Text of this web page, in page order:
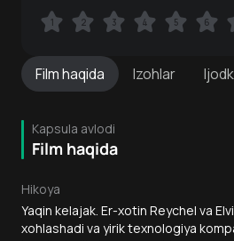
Filmhaqida Izohlar
Kapsula avlodi
Film haqida
Hikoya
Yaqin kelajak. Er-xotin Reychel va
xohlashadi va yirik texnologiya
1 2 3 4 5 6
1 2 3 4 5 6